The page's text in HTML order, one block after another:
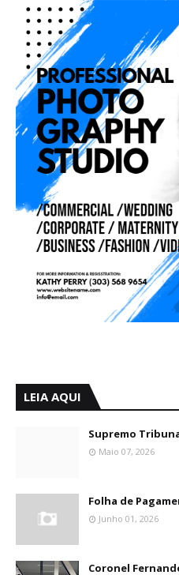
LEIA AQUI
Supremo
Maio 07, 2026
Folha de
Junho 01, 2026
Coronel